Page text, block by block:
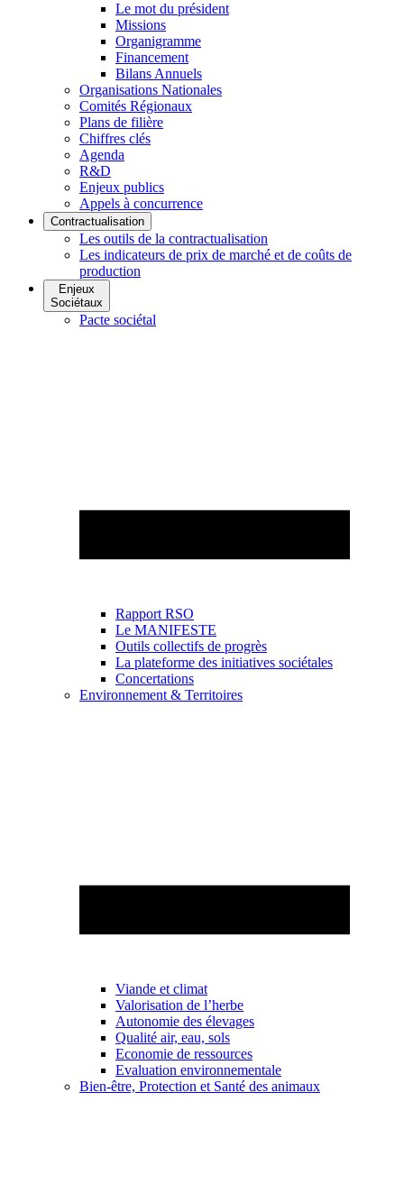
Le mot du président
Missions
Organigramme
Financement
Bilans Annuels
Organisations Nationales
Comités Régionaux
Plans de filière
Chiffres clés
Agenda
R&D
Enjeux publics
Appels à concurrence
Contractualisation
Les outils de la contractualisation
Les indicateurs de prix de marché et de coûts de
production
Enjeux
Sociétaux
Pacte sociétal
Rapport RSO
Le MANIFESTE
Outils collectifs de progrès
La plateforme des initiatives sociétales
Concertations
Environnement & Territoires
Viande et climat
Valorisation de l’herbe
Autonomie des élevages
Qualité air, eau, sols
Economie de ressources
Evaluation environnementale
Bien-être, Protection et Santé des animaux